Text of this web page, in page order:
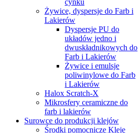
cynku
Żywice, dyspersje do Farb i
Lakierów
Dyspersje PU do
układów jedno i
dwuskładnikowych do
Farb i Lakierów
Żywice i emulsje
poliwinylowe do Farb
i Lakierów
Halox Scratch-X
Mikrosfery ceramiczne do
farb i lakierów
Surowce do produkcji klejów
Środki pomocnicze Kleje